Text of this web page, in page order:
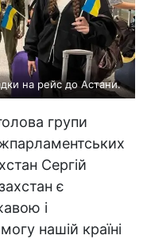
на рейс до Астани.
групи
Сергій
є
і
нашій країні